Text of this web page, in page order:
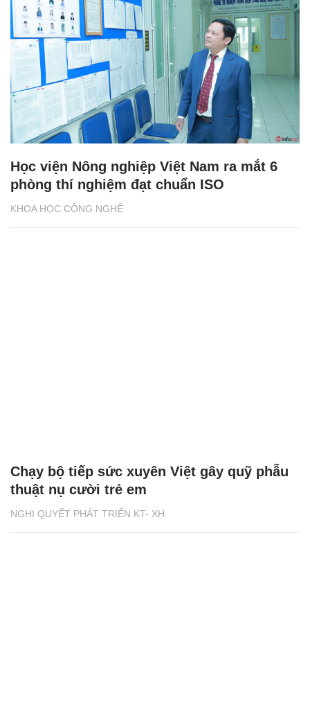
KHOA HỌC CÔNG NGHỆ
Học viện Nông nghiệp Việt Nam ra mắt 6
phòng thí nghiệm đạt chuẩn ISO
NGHỊ QUYẾT PHÁT TRIỂN KT- XH
Chạy bộ tiếp sức xuyên Việt gây quỹ phẫu
thuật nụ cười trẻ em